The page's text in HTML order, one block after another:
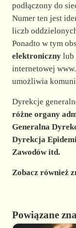
podłączony do
Numer ten jest
liczb
Ponadto w tym
elektronicznylub
internetowej
umożliwia
Dyrekcje
różne organy
Generalna
Dyrekcja
Zawodów itd.
Zobacz również
Powiązane